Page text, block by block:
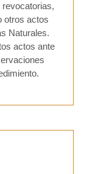
otros actos
Naturales.
actos ante